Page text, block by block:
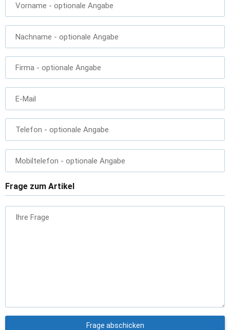
Vorname - optionale Angabe
Nachname - optionale Angabe
Firma - optionale Angabe
E-Mail
Telefon - optionale Angabe
Mobiltelefon - optionale Angabe
Frage zum Artikel
Ihre Frage
Frage abschicken